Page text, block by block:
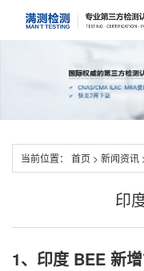
当前位置： 首页 > 新闻资讯
印
1、印度 BEE 新